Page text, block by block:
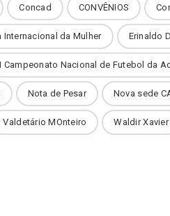
Concad CONVÊNIOS
Internacional da Mulher Erinaldo
I Campeonato Nacional de Futebol da
Nota de Pesar Nova sede
Valdetário MOnteiro Waldir Xavier